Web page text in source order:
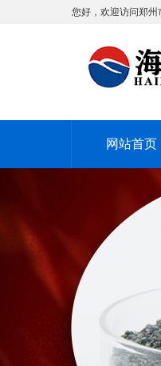
您好，欢迎访问郑州
网站首页